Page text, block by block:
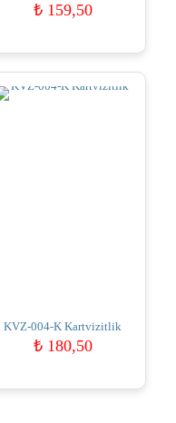
₺159,50
KVZ-004-K Kartvizitlik
₺180,50